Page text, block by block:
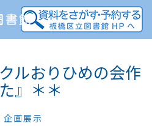
ルおりひめの会作
』＊＊
企画展示